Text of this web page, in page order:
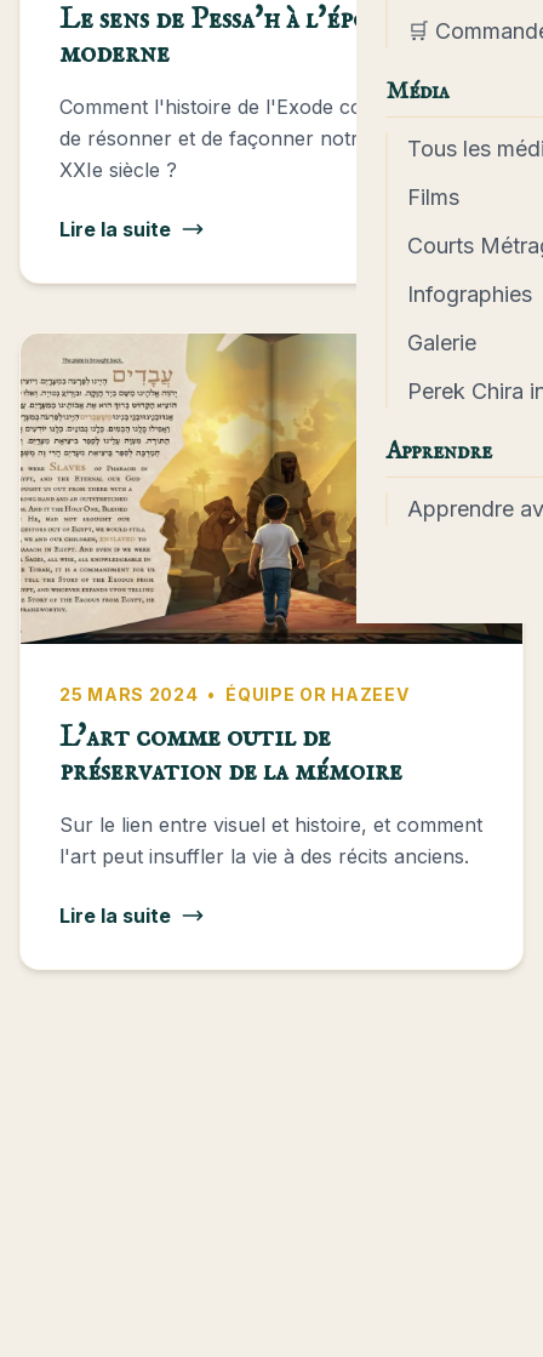
🛒
Média
Tous les
Films
Courts
Infographies
Galerie
Perek Chira
Apprendre
Apprendre
Le sens de Pessa'h à l'époque
moderne
Comment l'histoire de l'Exode continue-t-elle
de résonner et de façonner notre identité au
XXIe siècle ?
Lire la suite
25 MARS 2024 • ÉQUIPE OR HAZEEV
L'art comme outil de
préservation de la mémoire
Sur le lien entre visuel et histoire, et comment
l'art peut insuffler la vie à des récits anciens.
Lire la suite